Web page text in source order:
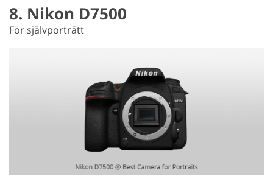
8. Nikon D7500
För självporträtt